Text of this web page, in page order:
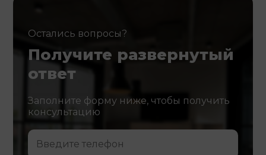
Остались вопросы?
Получите развернутый
ответ
Заполните форму ниже, чтобы получить
консультацию